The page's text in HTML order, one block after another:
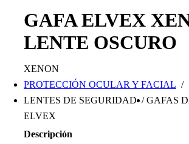
GAFA ELVEX
LENTE OSCURO
XENON
PROTECCIÓN OCULAR Y FACIAL /
LENTES DE SEGURIDAD / GAFAS
ELVEX
Descripción